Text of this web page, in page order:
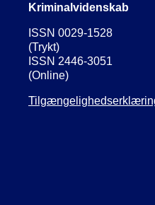
Kriminalvidenskab
ISSN 0029-1528
(Trykt)
ISSN 2446-3051
(Online)